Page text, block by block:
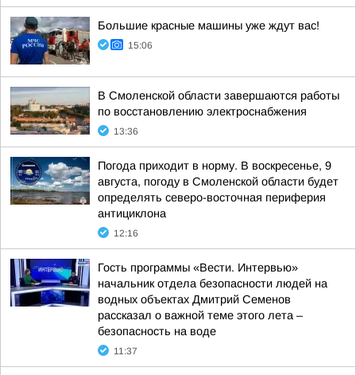
Большие красные машины уже ждут вас!
15:06
В Смоленской области завершаются работы
по восстановлению электроснабжения
13:36
Погода приходит в норму. В воскресенье, 9
августа, погоду в Смоленской области будет
определять северо-восточная периферия
антициклона
12:16
Гость программы «Вести. Интервью»
начальник отдела безопасности людей на
водных объектах Дмитрий Семенов
рассказал о важной теме этого лета –
безопасность на воде
11:37